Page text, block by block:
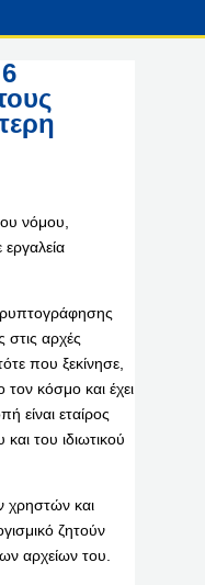
νόμου,
αρχές
που ξεκίνησε,
κόσμο και έχει
είναι εταίρος
του ιδιωτικού
χρηστών και
ζητούν
αρχείων του.